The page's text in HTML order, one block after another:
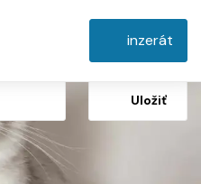
inzerát
Uložiť